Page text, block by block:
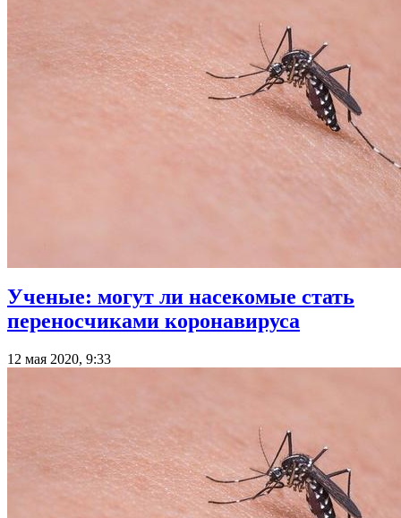
Ученые: могут ли насекомые стать
переносчиками коронавируса
12 мая 2020, 9:33